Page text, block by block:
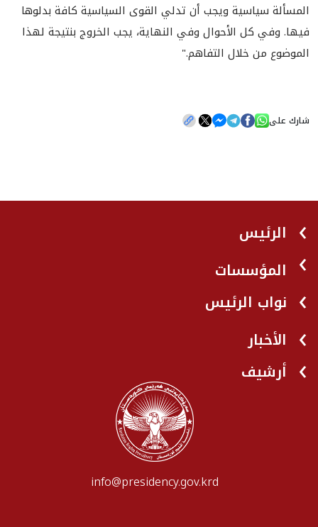
المسألة سياسية ويجب أن تدلي القوى السياسية كافة بدلوها
فيها. وفي كل الأحوال وفي النهاية، يجب الخروج بنتيجة لهذا
الموضوع من خلال التفاهم."
شارك على
الرئيس
المؤسسات
نواب الرئيس
الأخبار
أرشيف
info@presidency.gov.krd